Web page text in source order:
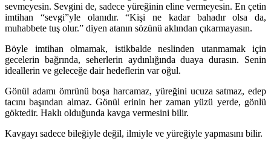
sevmeyesin. Sevgini de, sadece yüreğinin eline vermeyesin. En çetin
imtihan “sevgi”yle olanıdır. “Kişi ne kadar bahadır olsa da,
muhabbete tuş olur.” diyen atanın sözünü aklından çıkarmayasın.
Böyle imtihan olmamak, istikbalde neslinden utanmamak için
gecelerin bağrında, seherlerin aydınlığında duaya durasın. Senin
ideallerin ve geleceğe dair hedeflerin var oğul.
Gönül adamı ömrünü boşa harcamaz, yüreğini ucuza satmaz, edep
tacını başından almaz. Gönül erinin her zaman yüzü yerde, gönlü
göktedir. Haklı olduğunda kavga vermesini bilir.
Kavgayı sadece bileğiyle değil, ilmiyle ve yüreğiyle yapmasını bilir.